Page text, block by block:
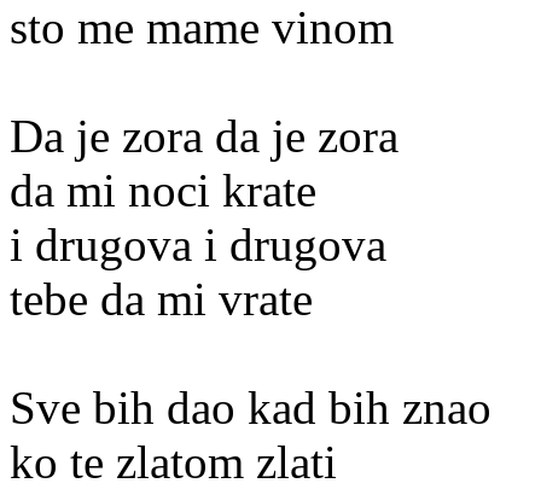
sto me mame vinom
Da je zora da je zora
da mi noci krate
i drugova i drugova
tebe da mi vrate
Sve bih dao kad bih znao
ko te zlatom zlati